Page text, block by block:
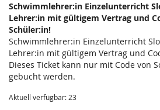
Schwimmlehrer:in Einzelunterricht
Lehrer:in mit gültigem Vertrag und
Schüler:in!
Schwimmlehrer:in Einzelunterricht
Lehrer:in mit gültigem Vertrag und
Dieses Ticket kann nur mit Code von
gebucht werden.
Aktuell verfügbar: 23